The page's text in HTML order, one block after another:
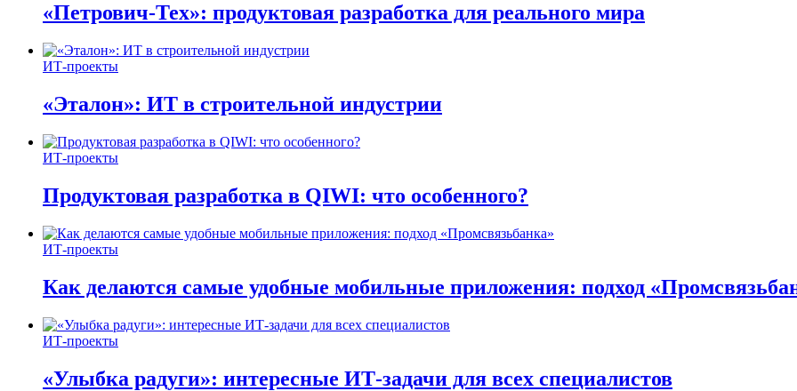
«Петрович-Тех»: продуктовая разработка для реального мира
ИТ-проекты
«Эталон»: ИТ в строительной индустрии
ИТ-проекты
Продуктовая разработка в QIWI: что особенного?
ИТ-проекты
Как делаются самые удобные мобильные приложения: подход
ИТ-проекты
«Улыбка радуги»: интересные ИТ-задачи для всех специалистов